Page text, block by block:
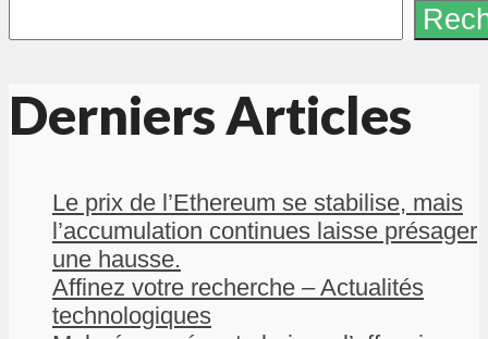
Derniers Articles
Le prix de l’Ethereum se stabilise, mais
l’accumulation continues laisse présager
une hausse.
Affinez votre recherche – Actualités
technologiques